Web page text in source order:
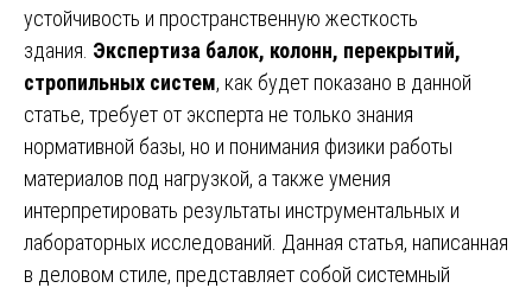
устойчивость и пространственную жесткость
здания. Экспертиза балок, колонн, перекрытий,
стропильных систем, как будет показано в данной
статье, требует от эксперта не только знания
нормативной базы, но и понимания физики работы
материалов под нагрузкой, а также умения
интерпретировать результаты инструментальных и
лабораторных исследований. Данная статья, написанная
в деловом стиле, представляет собой системный